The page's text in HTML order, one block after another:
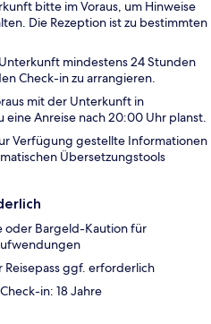
bitte im Voraus, um Hinweise
Die Rezeption ist zu bestimmten
mindestens 24 Stunden
Check-in zu arrangieren.
mit der Unterkunft in
Anreise nach 20:00 Uhr planst.
Verfügung gestellte Informationen
Übersetzungstools
oder Bargeld-Kaution für
Reisepass ggf. erforderlich
in: 18 Jahre